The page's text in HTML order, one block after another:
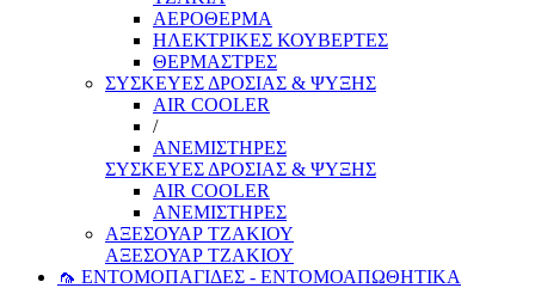
ΑΕΡΟΘΕΡΜΑ
ΗΛΕΚΤΡΙΚΕΣ ΚΟΥΒΕΡΤΕΣ
ΘΕΡΜΑΣΤΡΕΣ
ΣΥΣΚΕΥΕΣ ΔΡΟΣΙΑΣ & ΨΥΞΗΣ
AIR COOLER
/
ΑΝΕΜΙΣΤΗΡΕΣ
ΣΥΣΚΕΥΕΣ ΔΡΟΣΙΑΣ & ΨΥΞΗΣ
AIR COOLER
ΑΝΕΜΙΣΤΗΡΕΣ
ΑΞΕΣΟΥΑΡ ΤΖΑΚΙΟΥ
ΑΞΕΣΟΥΑΡ ΤΖΑΚΙΟΥ
🦟 ΕΝΤΟΜΟΠΑΓΙΔΕΣ - ΕΝΤΟΜΟΑΠΩΘΗΤΙΚΑ